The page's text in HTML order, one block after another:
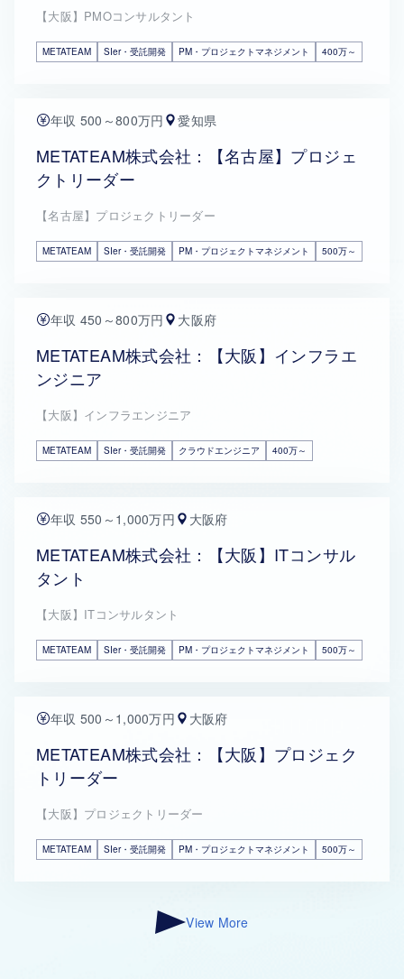
【大阪】PMOコンサルタント
METATEAM SIer・受託開発 PM・プロジェクトマネジメント 400万～
年収 500～800万円 愛知県
METATEAM株式会社：【名古屋】プロジェ
クトリーダー
【名古屋】プロジェクトリーダー
METATEAM SIer・受託開発 PM・プロジェクトマネジメント 500万～
年収 450～800万円 大阪府
METATEAM株式会社：【大阪】インフラエ
ンジニア
【大阪】インフラエンジニア
METATEAM SIer・受託開発 クラウドエンジニア 400万～
年収 550～1,000万円 大阪府
METATEAM株式会社：【大阪】ITコンサル
タント
【大阪】ITコンサルタント
METATEAM SIer・受託開発 PM・プロジェクトマネジメント 500万～
年収 500～1,000万円 大阪府
METATEAM株式会社：【大阪】プロジェク
トリーダー
【大阪】プロジェクトリーダー
METATEAM SIer・受託開発 PM・プロジェクトマネジメント 500万～
View More